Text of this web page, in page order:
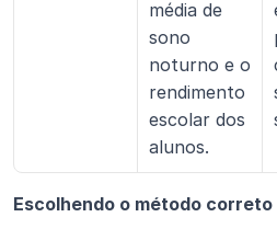
média de
sono
noturno e o
rendimento
escolar dos
alunos.
Escolhendo o método correto